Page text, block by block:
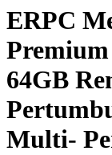
ERPC
Premium
64GB
Multi-